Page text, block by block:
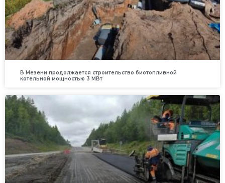
В Мезени продолжается строительство биотопливной
котельной мощностью 3 МВт